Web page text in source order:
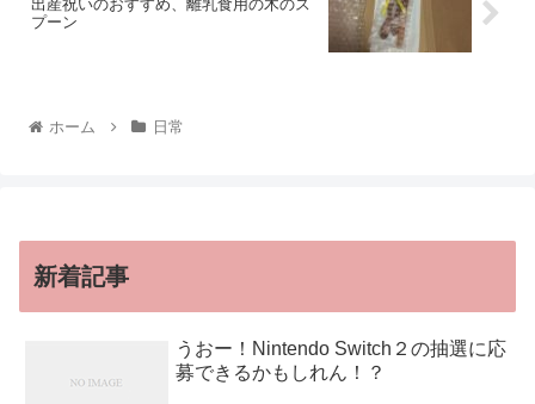
出産祝いのおすすめ、離乳食用の木のス
プーン
ホーム 日常
新着記事
うおー！Nintendo Switch２の抽選に応
募できるかもしれん！？